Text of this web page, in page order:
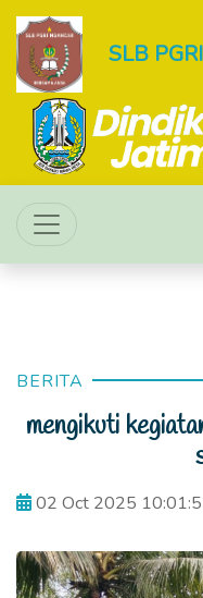
SLB
BERITA
mengikuti
02 Oct 2025